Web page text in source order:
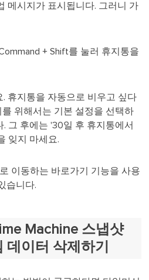
메시지가 표시됩니다. 그러니 가
+ Shift를 눌러 휴지통을
휴지통을 자동으로 비우고 싶다
를 위해서는 기본 설정을 선택하
그 후에는 '30일 후 휴지통에서
잊지 마세요.
이동하는 바로가기 기능을 사용
습니다.
Machine 스냅샷
데이터 삭제하기